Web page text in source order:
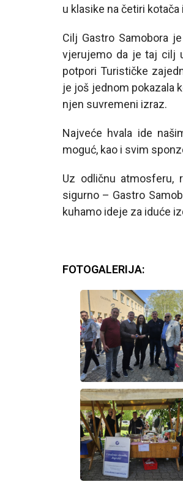
u klasike na četiri
Cilj Gastro Samobora
vjerujemo da je taj cilj
potpori Turističke
je još jednom pokazala
njen suvremeni izraz.
Najveće hvala ide
moguć, kao i svim
Uz odličnu atmosferu,
sigurno – Gastro
kuhamo ideje za iduće
FOTOGALERIJA: